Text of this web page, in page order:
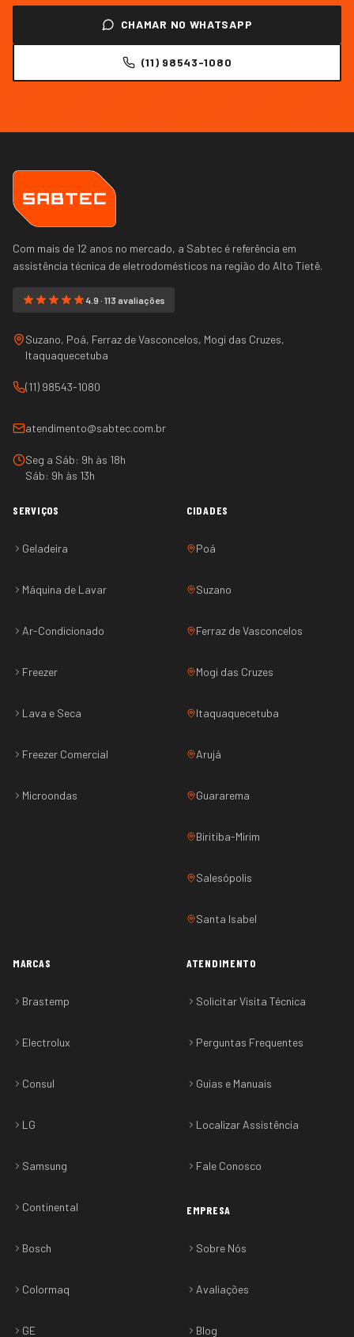
CHAMAR NO WHATSAPP
(11) 98543-1080
Com mais de 12 anos no mercado, a Sabtec é referência em
assistência técnica de eletrodomésticos na região do Alto Tietê.
4.9 · 113 avaliações
Suzano, Poá, Ferraz de Vasconcelos, Mogi das Cruzes,
Itaquaquecetuba
(11) 98543-1080
atendimento@sabtec.com.br
Seg a Sáb: 9h às 18h
Sáb: 9h às 13h
SERVIÇOS
Geladeira
Máquina de Lavar
Ar-Condicionado
Freezer
Lava e Seca
Freezer Comercial
Microondas
CIDADES
Poá
Suzano
Ferraz de Vasconcelos
Mogi das Cruzes
Itaquaquecetuba
Arujá
Guararema
Biritiba-Mirim
Salesópolis
Santa Isabel
MARCAS
Brastemp
Electrolux
Consul
LG
Samsung
Continental
Bosch
Colormaq
GE
ATENDIMENTO
Solicitar Visita Técnica
Perguntas Frequentes
Guias e Manuais
Localizar Assistência
Fale Conosco
EMPRESA
Sobre Nós
Avaliações
Blog